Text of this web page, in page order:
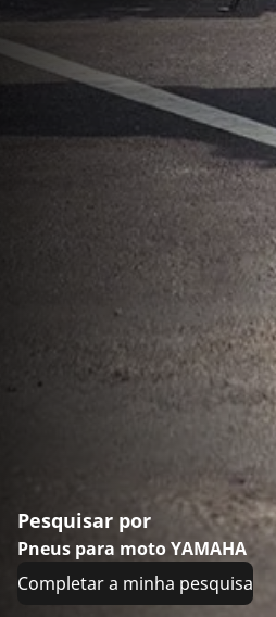
Pesquisar por
Pneus para moto YAMAHA
Completar a minha pesquisa